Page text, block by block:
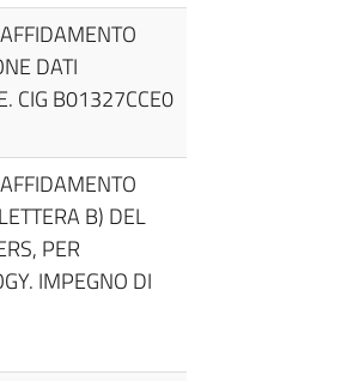
DATI
CIG B01327CCE0
B) DEL
PER
IMPEGNO DI